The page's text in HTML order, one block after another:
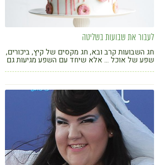
לעבור את שבועות בשליטה
חג השבועות קרב ובא, חג מקסים של קיץ, ביכורים,
שפע של אוכל … אלא שיחד עם השפע מגיעות גם
בשלום?